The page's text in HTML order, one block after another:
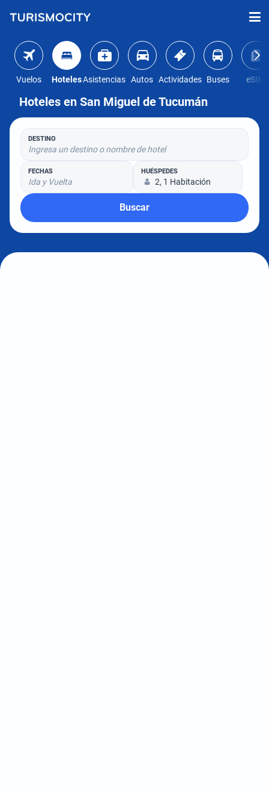
Vuelos HotelesAsistencias Autos Actividades Buses eSIM
Hoteles en San Miguel de Tucumán
DESTINO
Ingresa un destino o nombre de hotel
FECHAS
Ida y Vuelta
HUÉSPEDES
2, 1 Habitación
Buscar